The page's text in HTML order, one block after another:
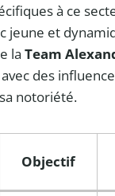
à ce
jeune et
la Team
des
notoriété.
Objectif